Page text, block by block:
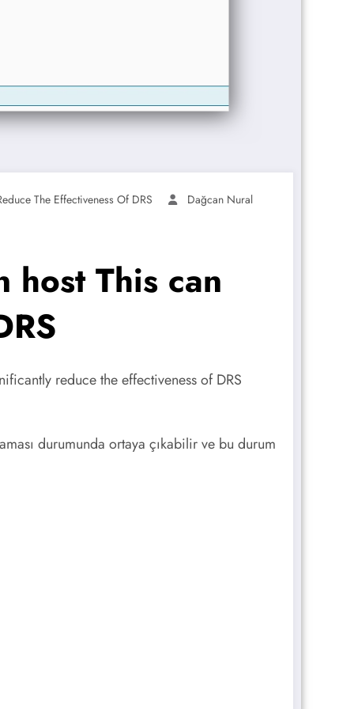
The Effectiveness Of DRS
Dağcan Nural
host This can
reduce the effectiveness of DRS
durumunda ortaya çıkabilir ve bu durum